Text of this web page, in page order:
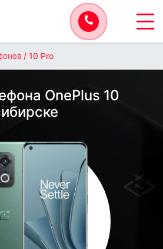
/ 10 Pro
OnePlus 10